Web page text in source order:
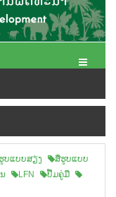
Toggle
ບແບບສຽງ
ສື່ຮູບແບບ
LFN
ປື້ມຄູ່ມື